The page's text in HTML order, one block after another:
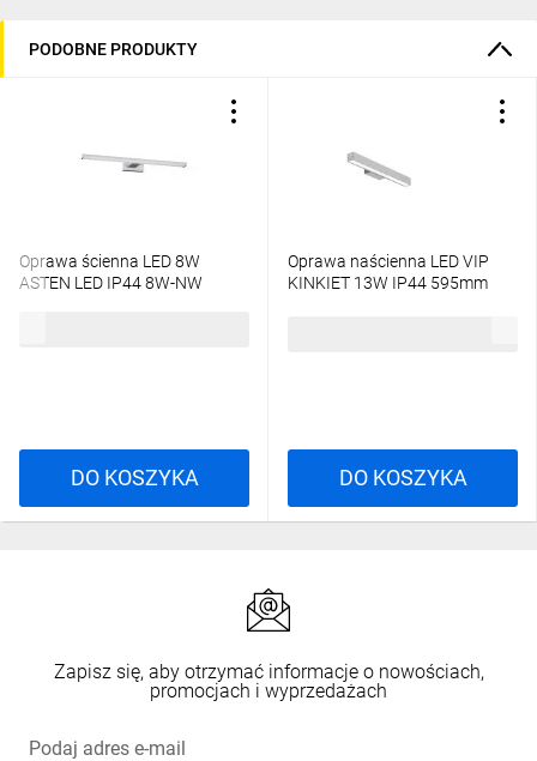
PODOBNE PRODUKTY
Oprawa ścienna LED 8W
ASTEN LED IP44 8W-NW
DO KOSZYKA
Oprawa naścienna LED VIP
KINKIET 13W IP44 595mm
DO KOSZYKA
Zapisz się, aby otrzymać informacje o nowościach,
promocjach i wyprzedażach
Podaj adres e-mail